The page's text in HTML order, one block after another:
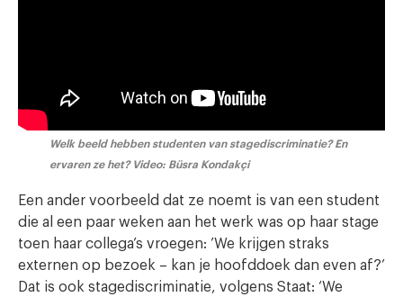
Welk beeld hebben studenten van stagediscriminatie? En
ervaren ze het? Video: Büsra Kondakçi
Een ander voorbeeld dat ze noemt is van een student
die al een paar weken aan het werk was op haar stage
toen haar collega’s vroegen: ’We krijgen straks
externen op bezoek – kan je hoofddoek dan even af?’
Dat is ook stagediscriminatie, volgens Staat: ‘We